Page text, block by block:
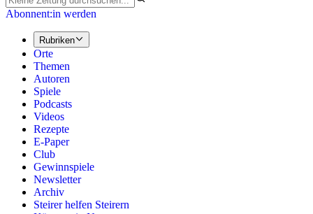
Abonnent:in werden
Rubriken
Orte
Themen
Autoren
Spiele
Podcasts
Videos
Rezepte
E-Paper
Club
Gewinnspiele
Newsletter
Archiv
Steirer helfen Steirern